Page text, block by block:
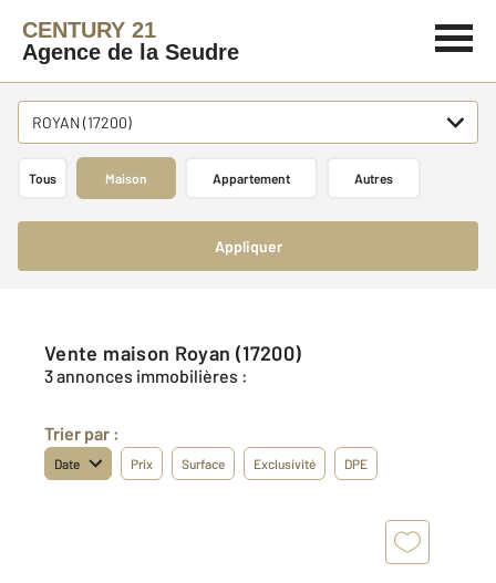
CENTURY 21
Agence de la Seudre
ROYAN (17200)
Tous Maison Appartement Autres
Appliquer
Vente maison Royan (17200)
3 annonces immobilières :
Trier par :
Date Prix Surface Exclusivité DPE